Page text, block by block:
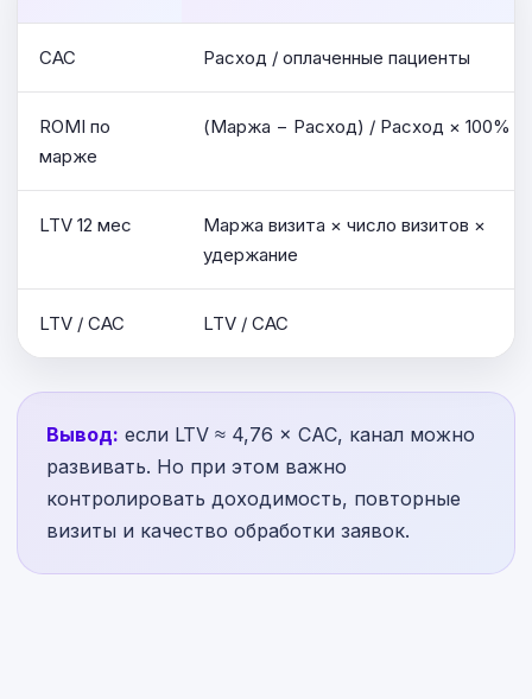
CAC Расход / оплаченные пациенты
ROMI по
марже
(Маржа − Расход) / Расход × 100%
LTV 12 мес
Маржа визита × число визитов ×
удержание
LTV / CAC LTV / CAC
Вывод: если LTV ≈ 4,76 × CAC, канал можно
развивать. Но при этом важно
контролировать доходимость, повторные
визиты и качество обработки заявок.